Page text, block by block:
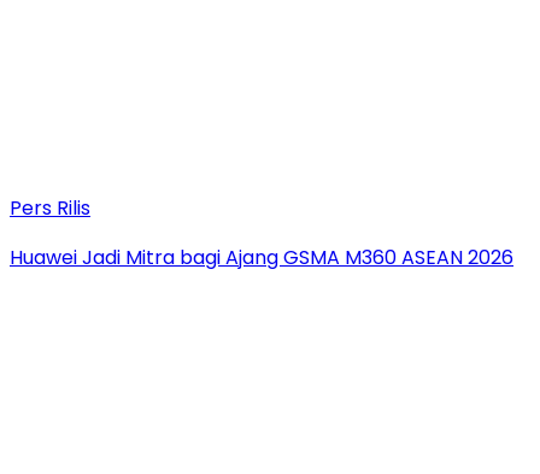
Pers Rilis
Huawei Jadi Mitra bagi Ajang GSMA M360 ASEAN 2026